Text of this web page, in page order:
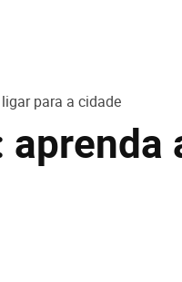
para a cidade